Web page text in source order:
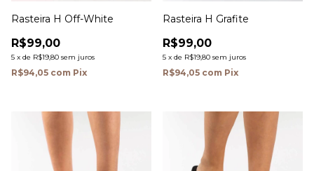
Rasteira H Off-White
R$99,00
5 x de R$19,80 sem juros
R$94,05 com Pix
Rasteira H Grafite
R$99,00
5 x de R$19,80 sem juros
R$94,05 com Pix